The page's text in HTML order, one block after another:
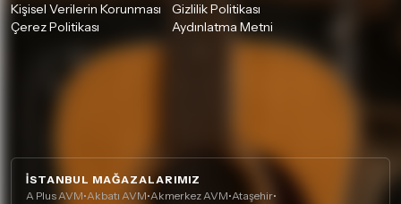
Kişisel Verilerin Korunması
Gizlilik Politikası
Çerez Politikası
Aydınlatma Metni
İSTANBUL MAĞAZALARIMIZ
A Plus AVM•Akbatı AVM•Akmerkez AVM•Ataşehir•